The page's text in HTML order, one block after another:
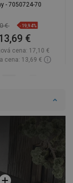
- 7050724-70
€ -19,94%
€
cena: 17,10 €
cena: 13,69 €